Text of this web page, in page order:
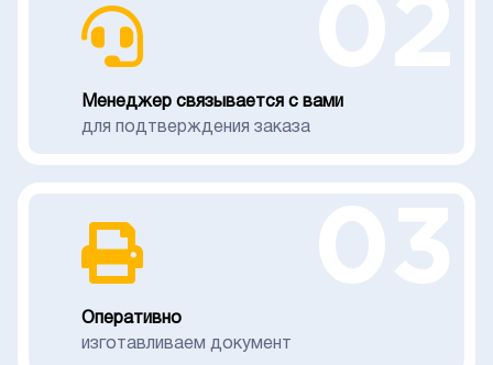
Менеджер связывается с вами
для подтверждения заказа
Оперативно
изготавливаем документ